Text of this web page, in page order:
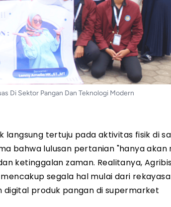
Di Sektor Pangan Dan Teknologi Modern
langsung tertuju pada aktivitas fisik di
bahwa lulusan pertanian "hanya akan
ketinggalan zaman. Realitanya,
segala hal mulai dari rekayasa
digital produk pangan di supermarket